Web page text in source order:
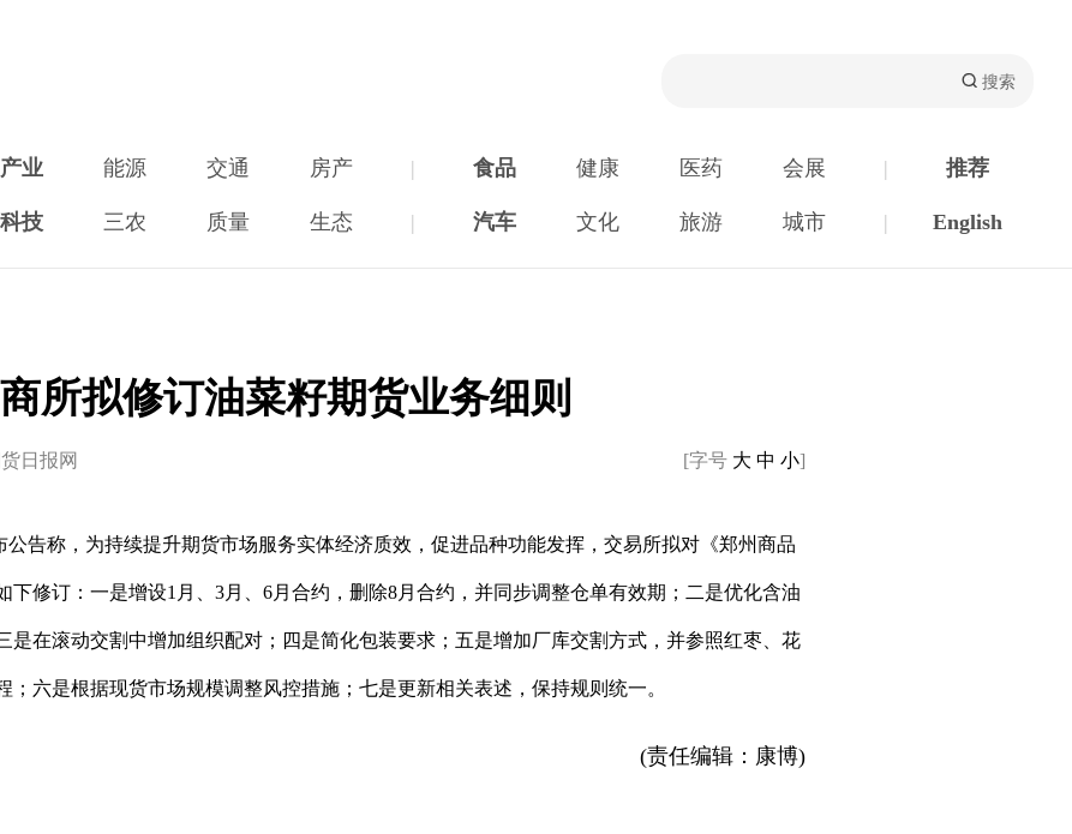
产业 能源 交通 房产 | 食品 健康 医药 会展 | 推荐
科技 三农 质量 生态 | 汽车 文化 旅游 城市 | English
所拟修订油菜籽期货业务细则
日报网 [字号 大 中 小]
公告称，为持续提升期货市场服务实体经济质效，促进品种功能发挥，交易所拟对《郑州商品
下修订：一是增设1月、3月、6月合约，删除8月合约，并同步调整仓单有效期；二是优化含油
是在滚动交割中增加组织配对；四是简化包装要求；五是增加厂库交割方式，并参照红枣、花
；六是根据现货市场规模调整风控措施；七是更新相关表述，保持规则统一。
(责任编辑：康博)